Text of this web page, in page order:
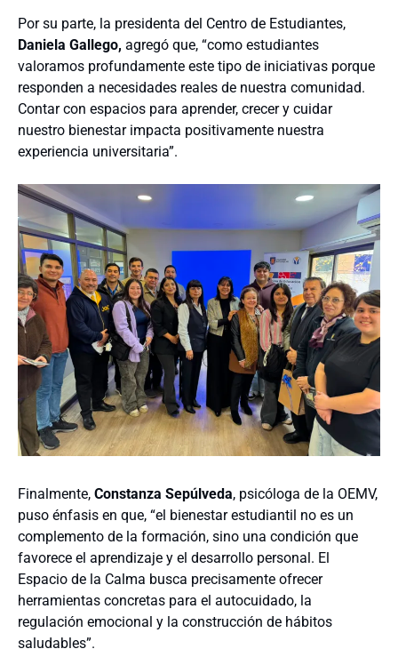
Por su parte, la presidenta del Centro de Estudiantes,
Daniela Gallego, agregó que, “como estudiantes
valoramos profundamente este tipo de iniciativas porque
responden a necesidades reales de nuestra comunidad.
Contar con espacios para aprender, crecer y cuidar
nuestro bienestar impacta positivamente nuestra
experiencia universitaria”.
Finalmente, Constanza Sepúlveda, psicóloga de la OEMV,
puso énfasis en que, “el bienestar estudiantil no es un
complemento de la formación, sino una condición que
favorece el aprendizaje y el desarrollo personal. El
Espacio de la Calma busca precisamente ofrecer
herramientas concretas para el autocuidado, la
regulación emocional y la construcción de hábitos
saludables”.